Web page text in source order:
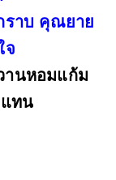
ราบ คุณยาย
จ
านหอมแก้ม
ทน